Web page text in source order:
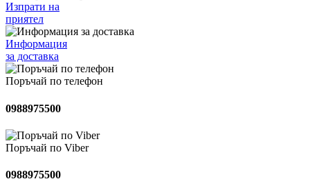
Изпрати на
приятел
Информация
за доставка
Поръчай по телефон
0988975500
Поръчай по Viber
0988975500